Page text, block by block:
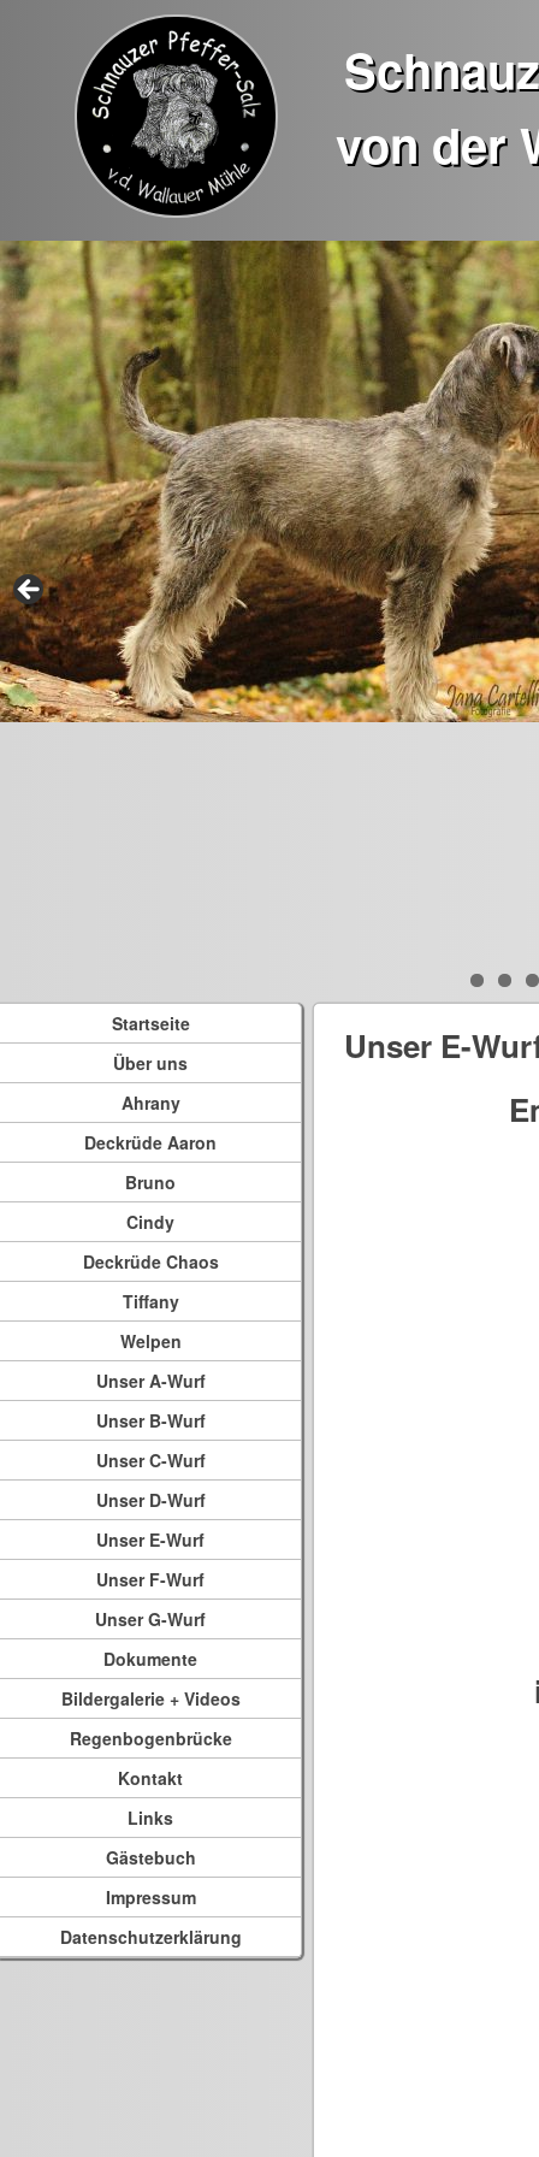
von der
Startseite
Über uns
Ahrany
Deckrüde Aaron
Bruno
Cindy
Deckrüde Chaos
Tiffany
Welpen
Unser A-Wurf
Unser B-Wurf
Unser C-Wurf
Unser D-Wurf
Unser E-Wurf
Unser F-Wurf
Unser G-Wurf
Dokumente
Bildergalerie + Videos
Regenbogenbrücke
Kontakt
Links
Gästebuch
Impressum
Datenschutzerklärung
Unser E-